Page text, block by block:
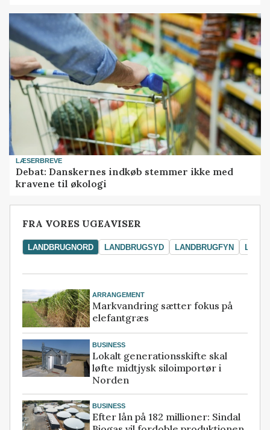
LÆSERBREVE
Debat: Danskernes indkøb stemmer ikke med
kravene til økologi
FRA VORES UGEAVISER
LANDBRUGNORD LANDBRUGSYD LANDBRUGFYN
ARRANGEMENT
Markvandring sætter fokus på
elefantgræs
BUSINESS
Lokalt generationsskifte skal
løfte midtjysk siloimportør i
Norden
BUSINESS
Efter lån på 182 millioner: Sindal